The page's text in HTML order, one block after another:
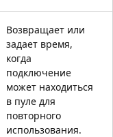
Возвращает или
задает время,
когда
подключение
может находиться
в пуле для
повторного
использования.